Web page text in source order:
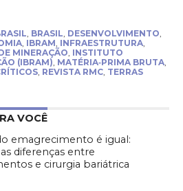
BRASIL DESENVOLVIMENTO
, IBRAM INFRAESTRUTURA,
MINERAÇÃO INSTITUTO
(IBRAM) MATÉRIA‑PRIMA BRUTA,
, REVISTA RMC, TERRAS
VOCÊ
emagrecimento é igual:
diferenças entre
e cirurgia bariátrica